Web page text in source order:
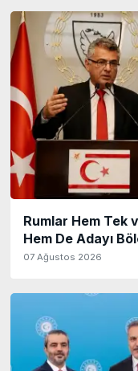
Rumlar Hem Tek
Hem De Adayı
07 Ağustos 2026